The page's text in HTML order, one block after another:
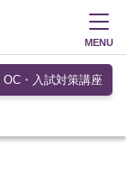
MENU
OC・入試対策講座